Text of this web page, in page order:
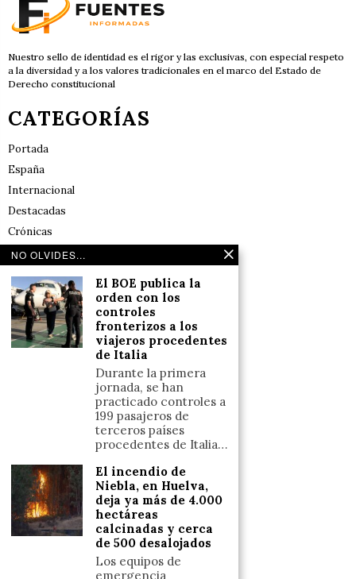
Nuestro sello de identidad es el rigor y las exclusivas, con especial respeto
a la diversidad y a los valores tradicionales en el marco del Estado de
Derecho constitucional
CATEGORÍAS
Portada
España
Internacional
Destacadas
Crónicas
Noticias de deportes en España
Reflexiones
LINKS
Política de cookies (UE)
Términos y condiciones
Llámanos
+34633110958
+34633110958
NO OLVIDES...
El BOE publica la
orden con los
controles
fronterizos a los
viajeros procedentes
de Italia
Durante la primera
jornada, se han
practicado controles a
199 pasajeros de
terceros países
procedentes de Italia…
El incendio de
Niebla, en Huelva,
deja ya más de 4.000
hectáreas
calcinadas y cerca
de 500 desalojados
Los equipos de
emergencia